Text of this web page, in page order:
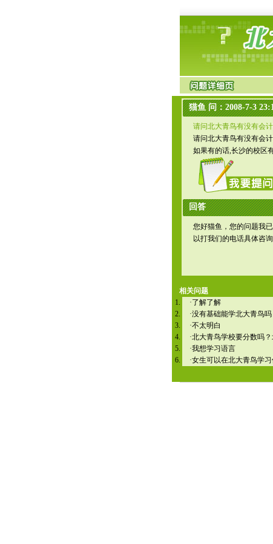
猫鱼 问：2008-7-3
请问北大青鸟有没有会
请问北大青鸟有没有会
如果有的话,长沙的校区
回答
您好猫鱼，您的问题我
以打我们的电话具体咨
相关问题
·了解了解
·没有基础能学北大青鸟吗
·不太明白
·北大青鸟学校要分数吗
·我想学习语言
·女生可以在北大青鸟学习